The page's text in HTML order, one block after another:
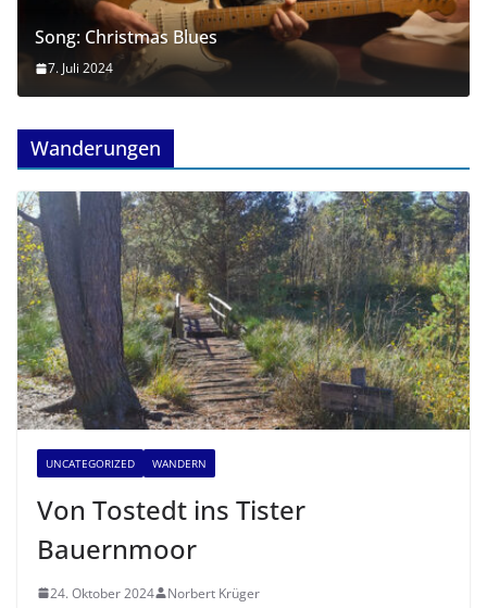
Song: Christmas Blues
7. Juli 2024
Wanderungen
UNCATEGORIZED WANDERN
Von Tostedt ins Tister
Bauernmoor
24. Oktober 2024 Norbert Krüger